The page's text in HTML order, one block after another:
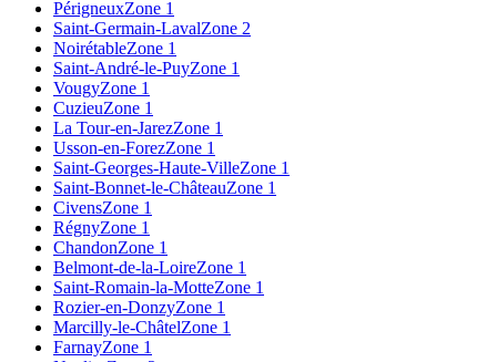
PérigneuxZone 1
Saint-Germain-LavalZone 2
NoirétableZone 1
Saint-André-le-PuyZone 1
VougyZone 1
CuzieuZone 1
La Tour-en-JarezZone 1
Usson-en-ForezZone 1
Saint-Georges-Haute-VilleZone 1
Saint-Bonnet-le-ChâteauZone 1
CivensZone 1
RégnyZone 1
ChandonZone 1
Belmont-de-la-LoireZone 1
Saint-Romain-la-MotteZone 1
Rozier-en-DonzyZone 1
Marcilly-le-ChâtelZone 1
FarnayZone 1